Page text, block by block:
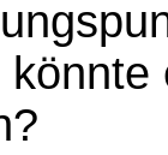
könnte